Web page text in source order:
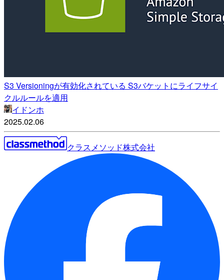
S3 Versioningが有効化されている S3バケットにライフサイ
クルルールを適用
イドンホ
2025.02.06
クラスメソッド株式会社